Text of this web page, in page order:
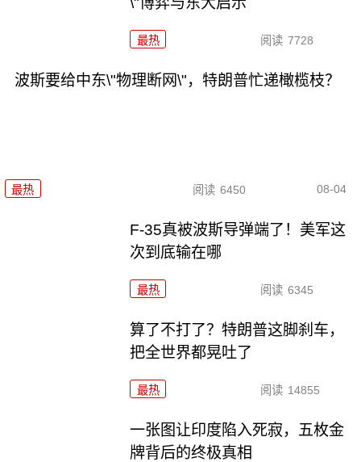
最热 阅读 7728
波斯要给中东\"物理断网\"，特朗普忙递橄榄枝？
最热 阅读 6450 08-04
F-35真被波斯导弹端了！美军这
次到底输在哪
最热 阅读 6345
算了不打了？特朗普这脚刹车，
把全世界都晃吐了
最热 阅读 14855
一张图让印度陷入死寂，五枚金
牌背后的终极真相